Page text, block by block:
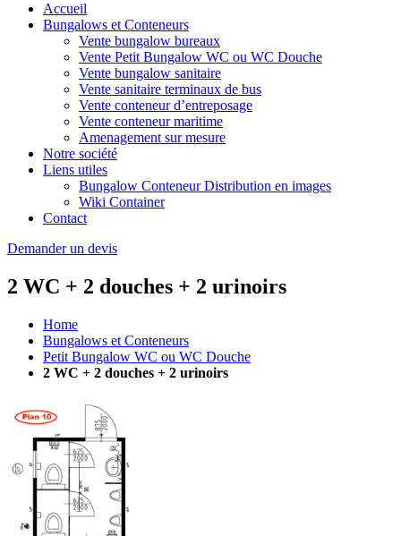
Accueil
Bungalows et Conteneurs
Vente bungalow bureaux
Vente Petit Bungalow WC ou WC Douche
Vente bungalow sanitaire
Vente sanitaire terminaux de bus
Vente conteneur d’entreposage
Vente conteneur maritime
Amenagement sur mesure
Notre société
Liens utiles
Bungalow Conteneur Distribution en images
Wiki Container
Contact
Demander un devis
2 WC + 2 douches + 2 urinoirs
Home
Bungalows et Conteneurs
Petit Bungalow WC ou WC Douche
2 WC + 2 douches + 2 urinoirs